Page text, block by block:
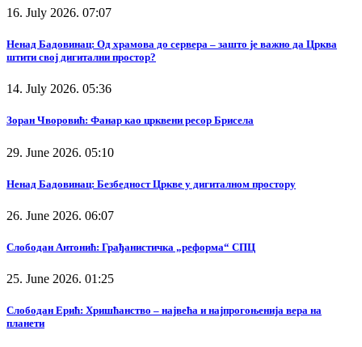
16. July 2026. 07:07
Ненад Бадовинац: Од храмова до сервера – зашто је важно да Црква
штити свој дигитални простор?
14. July 2026. 05:36
Зоран Чворовић: Фанар као црквени ресор Брисела
29. June 2026. 05:10
Ненад Бадовинац: Безбедност Цркве у дигиталном простору
26. June 2026. 06:07
Слободан Антонић: Грађанистичка „реформа“ СПЦ
25. June 2026. 01:25
Слободан Ерић: Хришћанство – највећа и најпрогоњенија вера на
планети